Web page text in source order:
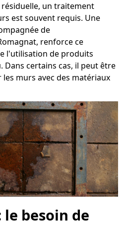
un traitement
est souvent requis. Une
de
renforce ce
l'utilisation de produits
Dans certains cas, il peut être
murs avec des matériaux
le besoin de